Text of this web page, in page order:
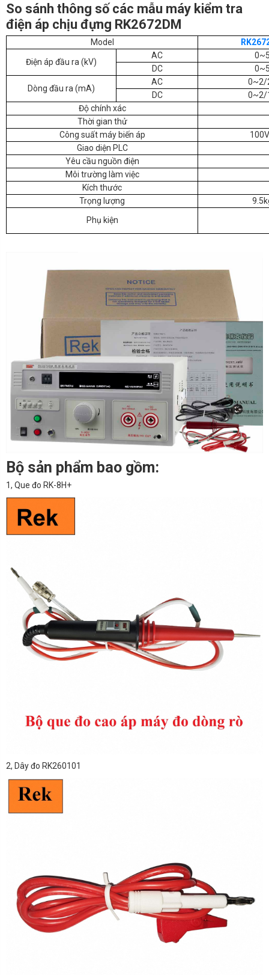
So sánh thông số các mẫu máy kiểm tra
điện áp chịu đựng RK2672DM
Model
Điện áp đầu ra (kV)
AC
DC
Dòng đầu ra (mA)
AC
0~2/
DC
0~2/
Độ chính xác
Thời gian thử
Công suất máy biến áp
Giao diện PLC
Yêu cầu nguồn điện
Môi trường làm việc
Kích thước
Trọng lượng
Phụ kiện
Bộ sản phẩm bao gồm:
1, Que đo RK-8H+
2, Dây đo RK260101